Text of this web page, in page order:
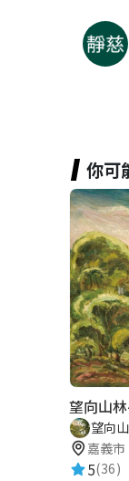
你可
望向山
望向
嘉義市
5(36)